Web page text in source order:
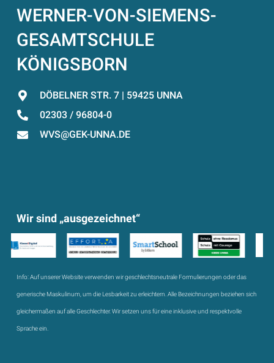
WERNER-VON-SIEMENS-
GESAMTSCHULE
KÖNIGSBORN
DÖBELNER STR. 7 | 59425 UNNA
02303 / 96804-0
WVS@GEK-UNNA.DE
Wir sind „ausgezeichnet“
Info:Auf unserer Website verwenden wir geschlechtsneutrale Formulierungen oder das
generische Maskulinum, um die Lesbarkeit zu erleichtern. Alle Bezeichnungen beziehen sich
gleichermaßen auf alle Geschlechter. Wir setzen uns für eine inklusive und respektvolle
Sprache ein.